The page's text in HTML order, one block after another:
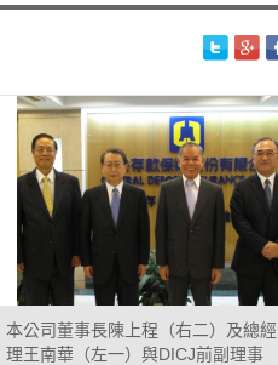
本公司董事長陳上程（右二）及總經
理王南華（左一）與DICJ前副理事